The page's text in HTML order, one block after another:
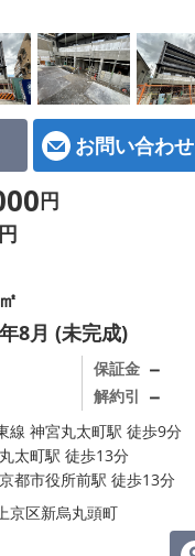
特集！
お問い合わせ
円
8月 (未完成)
保証金 －
解約引 －
線 神宮丸太町駅 徒歩9分
太町駅 徒歩13分
都市役所前駅 徒歩13分
京区新烏丸頭町